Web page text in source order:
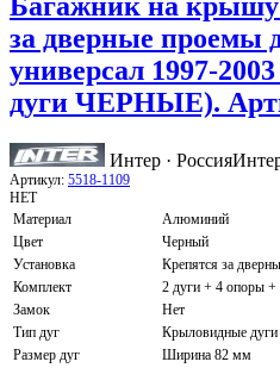
за дверные проемы
универсал 1997-
дуги ЧЕРНЫЕ).
Интер · Россия
Артикул: 5518-1109
НЕТ
Материал
Алюминий
Цвет
Черный
Установка
Крепятся за
Комплект
2 дуги + 4 опоры +
Замок
Нет
Тип дуг
Крыловидные дуги
Размер дуг
Ширина 82 мм